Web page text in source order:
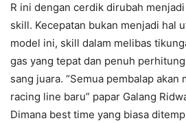
R ini dengan cerdik dirubah
skill. Kecepatan bukan menjadi hal
model ini, skill dalam melibas
gas yang tepat dan penuh
sang juara. “Semua pembalap akan
racing line baru” papar Galang
Dimana best time yang biasa